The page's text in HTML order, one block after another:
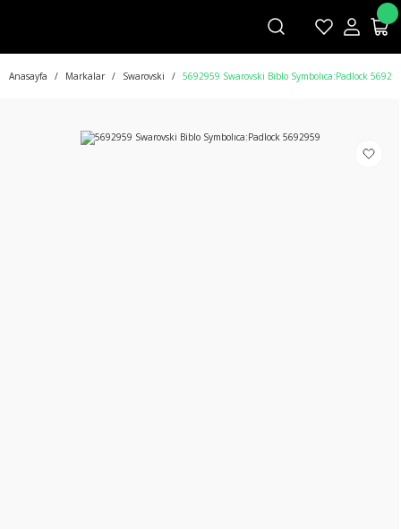
Anasayfa Markalar Swarovski 5692959 Swarovski Biblo Symbolıca:Padlock